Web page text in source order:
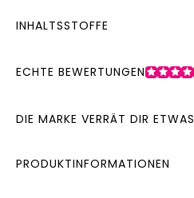
INHALTSSTOFFE
ECHTE BEWERTUNGEN
DIE MARKE VERRÄT DIR ETWAS
PRODUKTINFORMATIONEN